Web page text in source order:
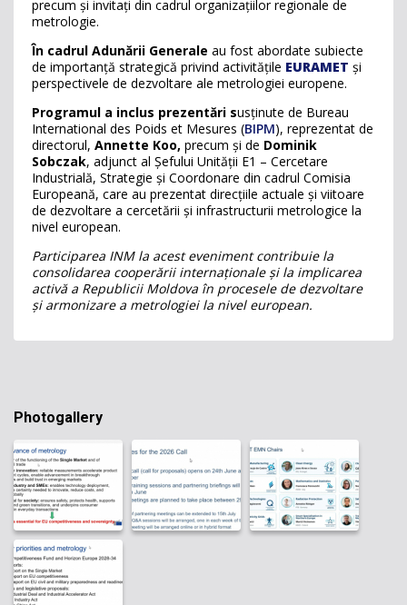
precum și invitați din cadrul organizațiilor regionale de
metrologie.
În cadrul Adunării Generale au fost abordate subiecte
de importanță strategică privind activitățile EURAMET și
perspectivele de dezvoltare ale metrologiei europene.
Programul a inclus prezentări susținute de Bureau
International des Poids et Mesures (BIPM), reprezentat de
directorul, Annette Koo, precum și de Dominik
Sobczak, adjunct al Șefului Unității E1 – Cercetare
Industrială, Strategie și Coordonare din cadrul Comisia
Europeană, care au prezentat direcțiile actuale și viitoare
de dezvoltare a cercetării și infrastructurii metrologice la
nivel european.
Participarea INM la acest eveniment contribuie la
consolidarea cooperării internaționale și la implicarea
activă a Republicii Moldova în procesele de dezvoltare
și armonizare a metrologiei la nivel european.
Photogallery